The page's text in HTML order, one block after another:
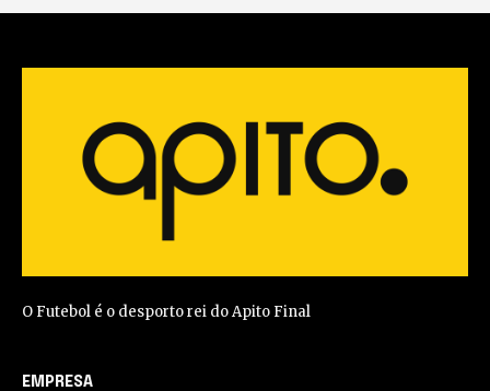
O Futebol é o desporto rei do Apito Final
EMPRESA